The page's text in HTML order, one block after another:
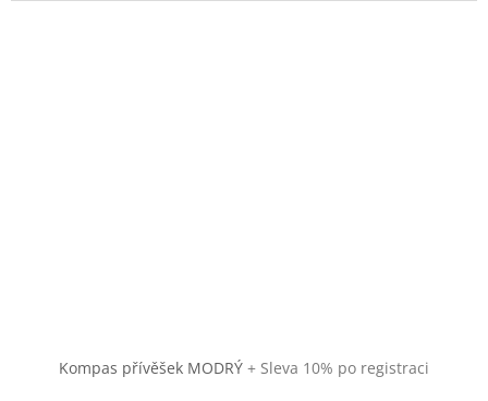
Kompas přívěšek MODRÝ + Sleva 10% po registraci